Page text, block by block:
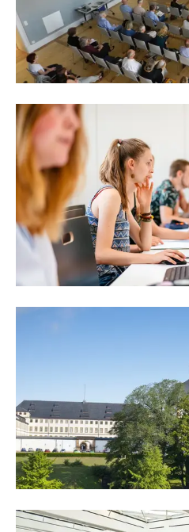
Weitere Informationen
Max-Weber-Kolleg